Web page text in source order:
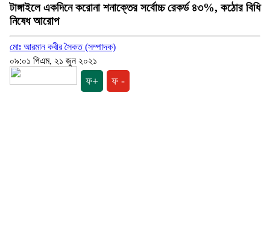
টাঙ্গাইলে একদিনে করোনা শনাক্তের সর্বোচ্চ রেকর্ড ৪৩%, কঠোর বিধি
নিষেধ আরোপ
মোঃ আরমান কবীর সৈকত (সম্পাদক)
০৯:০১ পিএম, ২১ জুন ২০২১
ফ+ ফ -